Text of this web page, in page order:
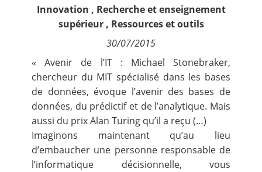
ContactInnovation , Recherche et enseignement
supérieur, Ressources et outils
30/07/2015
« Avenir de l’IT : Michael Stonebraker,
chercheur du MIT spécialisé dans les bases
de données, évoque l’avenir des bases de
données, du prédictif et de l’analytique. Mais
aussi du prix Alan Turing qu’il a reçu (…)
Imaginons maintenant qu’au lieu
d’embaucher une personne responsable de
l’informatique décisionnelle, vous